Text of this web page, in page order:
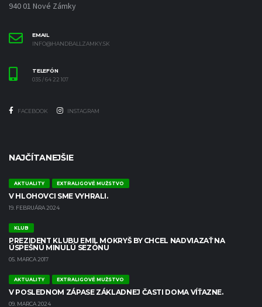
940 01 Nové Zámky
EMAIL
INFO@HANDBALLZAMKY.SK
TELEFÓN
035 / 64 22 107
FACEBOOK INSTAGRAM
NAJČÍTANEJŠIE
AKTUALITY EXTRALIGOVÉ MUŽSTVO
V HLOHOVCI SME VYHRALI.
19. FEBRUÁRA 2024
KLUB
PREZIDENT KLUBU EMIL MOKRYŠ BY CHCEL NADVIAZAŤ NA
ÚSPEŠNÚ MINULÚ SEZÓNU
05. MARCA 2017
AKTUALITY EXTRALIGOVÉ MUŽSTVO
V POSLEDNOM ZÁPASE ZÁKLADNEJ ČASTI DOMA VÍŤAZNE.
09. MARCA 2024